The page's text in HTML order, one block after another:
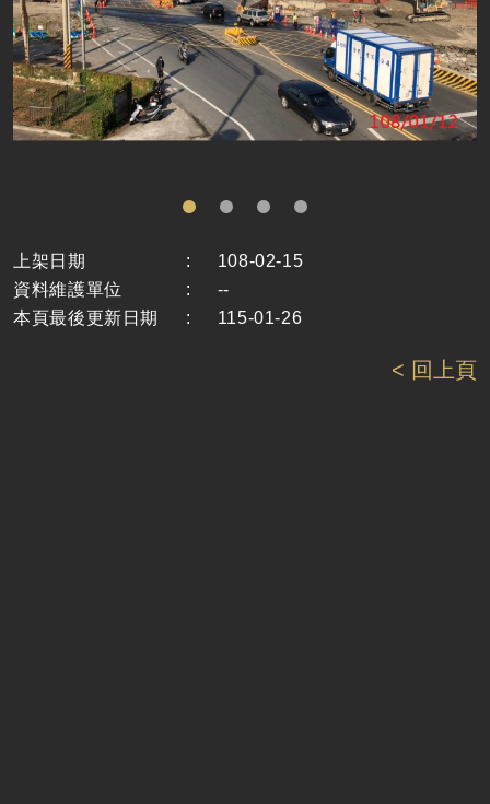
上架日期 :
108-02-15
資料維護單位
:
--
本頁最後更新日期
: 115-01-26
< 回上頁